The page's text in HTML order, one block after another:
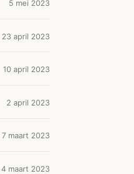
5 mei 2023
23 april 2023
10 april 2023
2 april 2023
7 maart 2023
4 maart 2023